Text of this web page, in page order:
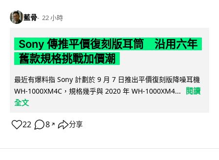
藍骨 22 小時
Sony 傳推平價復刻版耳筒 沿用六年
舊款規格挑戰加價潮
最近有爆料指 Sony 計劃於 9 月 7 日推出平價復刻版降噪耳機
WH-1000XM4C，規格幾乎與 2020 年 WH-1000XM4...
閱讀
全文
22 8 ↗ 分享